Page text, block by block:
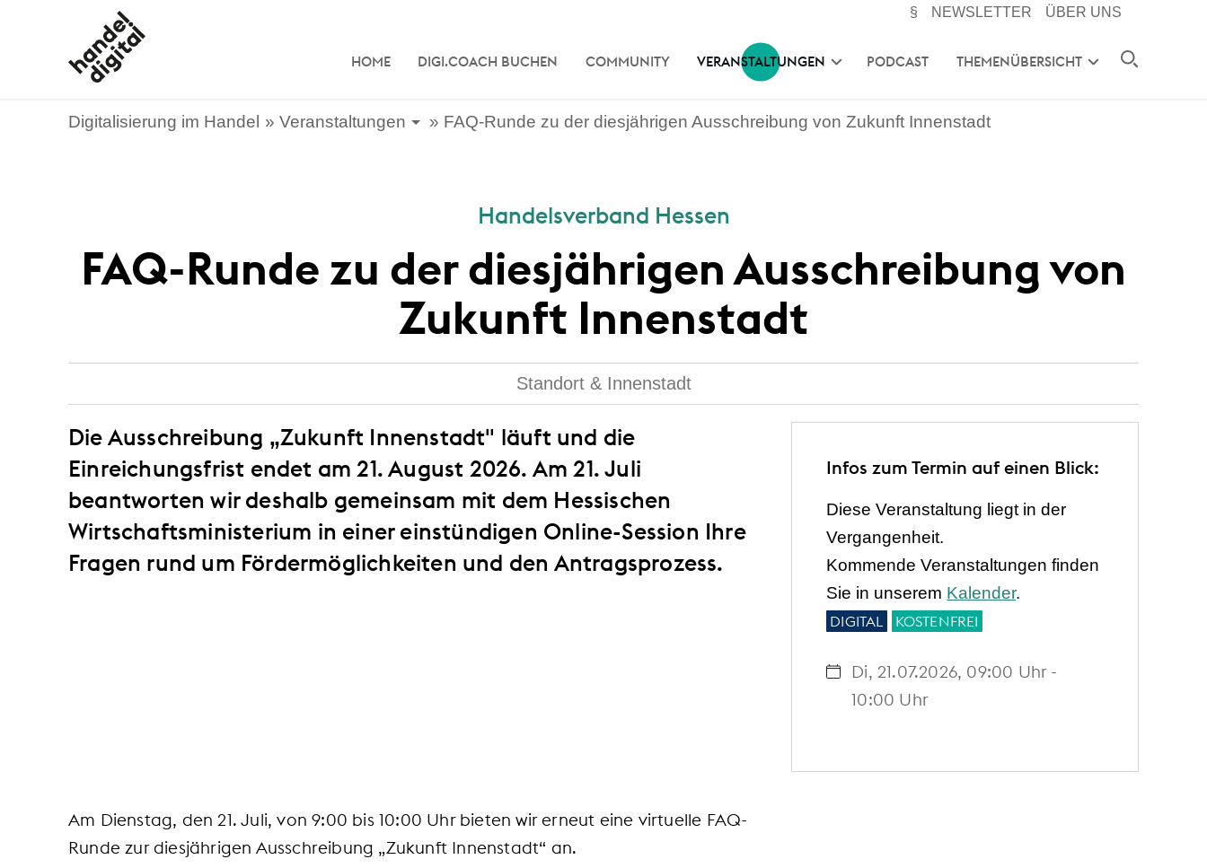
§ NEWSLETTER ÜBER UNS
HOME DIGI.COACH BUCHEN COMMUNITY VERANSTALTUNGEN PODCAST THEMENÜBERSICHT
Digitalisierung im Handel Veranstaltungen FAQ-Runde zu der diesjährigen Ausschreibung von Zukunft Innenstadt
Handelsverband Hessen
FAQ-Runde zu der diesjährigen Ausschreibung von
Zukunft Innenstadt
Standort & Innenstadt
Die Ausschreibung „Zukunft Innenstadt" läuft und die
Einreichungsfrist endet am 21. August 2026. Am 21. Juli
beantworten wir deshalb gemeinsam mit dem Hessischen
Wirtschaftsministerium in einer einstündigen Online-Session Ihre
Fragen rund um Fördermöglichkeiten und den Antragsprozess.
Infos zum Termin auf einen Blick:
Diese Veranstaltung liegt in der
Vergangenheit.
Kommende Veranstaltungen finden
Sie in unserem Kalender.
DIGITAL KOSTENFREI
Di, 21.07.2026, 09:00 Uhr-
10:00 Uhr
Am Dienstag, den 21. Juli, von 9:00 bis 10:00 Uhr bieten wir erneut eine virtuelle FAQ-
Runde zur diesjährigen Ausschreibung „Zukunft Innenstadt“ an.